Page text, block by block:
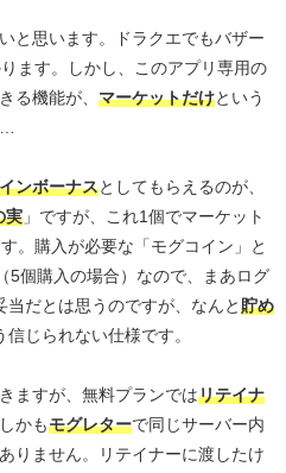
と思います。ドラクエでもバザー
ます。しかし、このアプリ専用の
る機能が、 マーケットだけという
ンボーナスとしてもらえるのが、
実 」ですが、これ1個でマーケット
。購入が必要な「モグコイン」と
（5個購入の場合）なので、まあログ
だとは思うのですが、なんと貯め
信じられない仕様です。
ますが、無料プランではリテイナ
かもモグレターで同じサーバー内
りません。リテイナーに渡したけ